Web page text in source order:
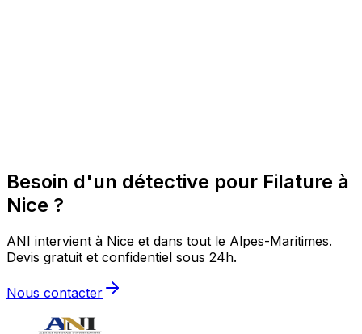
Besoin d'un détective pour Filature à
Nice ?
ANI intervient à Nice et dans tout le Alpes-Maritimes.
Devis gratuit et confidentiel sous 24h.
Nous contacter